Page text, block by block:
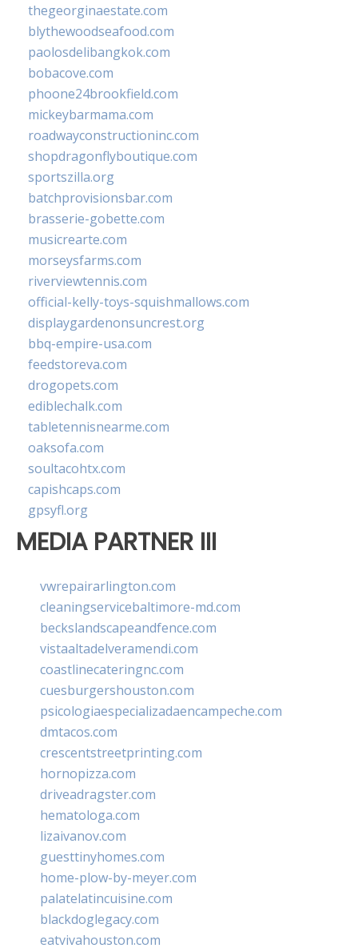
thegeorginaestate.com
blythewoodseafood.com
paolosdelibangkok.com
bobacove.com
phoone24brookfield.com
mickeybarmama.com
roadwayconstructioninc.com
shopdragonflyboutique.com
sportszilla.org
batchprovisionsbar.com
brasserie-gobette.com
musicrearte.com
morseysfarms.com
riverviewtennis.com
official-kelly-toys-squishmallows.com
displaygardenonsuncrest.org
bbq-empire-usa.com
feedstoreva.com
drogopets.com
ediblechalk.com
tabletennisnearme.com
oaksofa.com
soultacohtx.com
capishcaps.com
gpsyfl.org
MEDIA PARTNER III
vwrepairarlington.com
cleaningservicebaltimore-md.com
beckslandscapeandfence.com
vistaaltadelveramendi.com
coastlinecateringnc.com
cuesburgershouston.com
psicologiaespecializadaencampeche.com
dmtacos.com
crescentstreetprinting.com
hornopizza.com
driveadragster.com
hematologa.com
lizaivanov.com
guesttinyhomes.com
home-plow-by-meyer.com
palatelatincuisine.com
blackdoglegacy.com
eatvivahouston.com